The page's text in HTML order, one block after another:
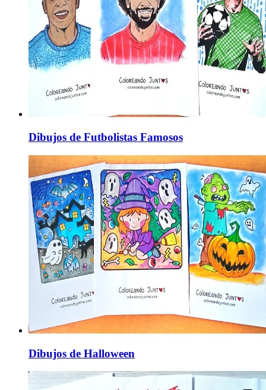
Dibujos de Futbolistas Famosos
Dibujos de Halloween